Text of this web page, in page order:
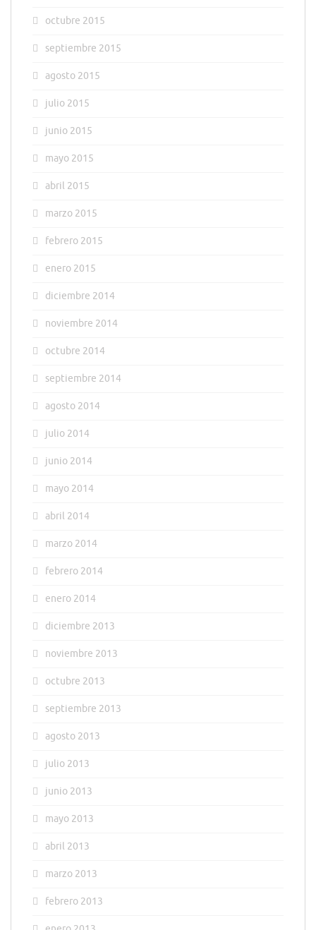
octubre 2015
septiembre 2015
agosto 2015
julio 2015
junio 2015
mayo 2015
abril 2015
marzo 2015
febrero 2015
enero 2015
diciembre 2014
noviembre 2014
octubre 2014
septiembre 2014
agosto 2014
julio 2014
junio 2014
mayo 2014
abril 2014
marzo 2014
febrero 2014
enero 2014
diciembre 2013
noviembre 2013
octubre 2013
septiembre 2013
agosto 2013
julio 2013
junio 2013
mayo 2013
abril 2013
marzo 2013
febrero 2013